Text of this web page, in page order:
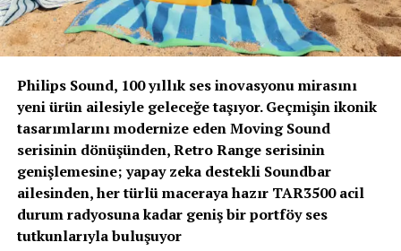
Ses Kalitesi ve Akıllı Özellikler
Realme, uygun fiyatına rağmen ses kalitesinden ödün
vermemiş. Cihazda11 mm woofer ve 6 mm
tweeter‘dan oluşan çift sürücülü bir yapı kullanılıyor.
Hi-Res & LHDC 5.0:Kayıpsız ses iletimi ve
yüksek çözünürlüklü ses sertifikasıyla stüdyo
kalitesinde deneyim.
Philips Sound, 100 yıllık ses inovasyonu mirasını
yeni ürün ailesiyle geleceğe taşıyor. Geçmişin ikonik
tasarımlarını modernize eden Moving Sound
serisinin dönüşünden, Retro Range serisinin
genişlemesine; yapay zeka destekli Soundbar
ailesinden, her türlü maceraya hazır TAR3500 acil
durum radyosuna kadar geniş bir portföy ses
tutkunlarıyla buluşuyor